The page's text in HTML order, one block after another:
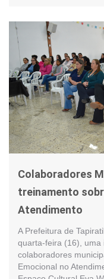
Colaboradores
treinamento
Atendimento
A Prefeitura de
quarta-feira (16), uma
colaboradores
Emocional no